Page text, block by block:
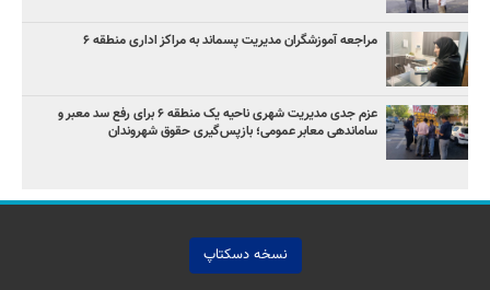
مراجعه آموزشگران مدیریت پسماند به مراکز اداری منطقه ۶
عزم جدی مدیریت شهری ناحیه یک منطقه ۶ برای رفع سد معبر و
ساماندهی معابر عمومی؛ بازپس‌گیری حقوق شهروندان
نسخه دسکتاپ